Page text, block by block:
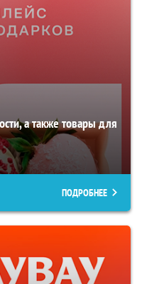
а также товары для
ПОДРОБНЕЕ